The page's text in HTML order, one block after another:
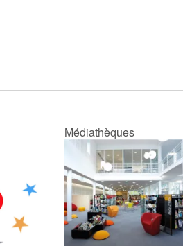
Médiathèques